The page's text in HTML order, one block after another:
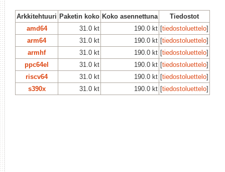
Arkkitehtuuri Paketin koko Koko asennettuna
Tiedostot
amd64
31.0 kt 190.0 kt [tiedostoluettelo]
arm64
31.0 kt 190.0 kt [tiedostoluettelo]
armhf
31.0 kt 190.0 kt [tiedostoluettelo]
ppc64el
31.0 kt 190.0 kt [tiedostoluettelo]
riscv64
31.0 kt 190.0 kt [tiedostoluettelo]
s390x
31.0 kt 190.0 kt [tiedostoluettelo]